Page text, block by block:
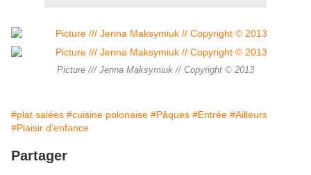
Picture /// Jenna Maksymiuk // Copyright © 2013
#plat salées #cuisine polonaise #Pâques #Entrée #Ailleurs
#Plaisir d'enfance
Partager